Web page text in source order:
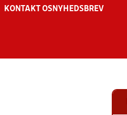
KONTAKT OS NYHEDSBREV